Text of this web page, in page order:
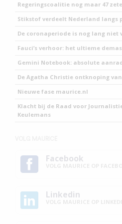
Regeringscoalitie nog maar 47
Stikstof verdeelt Nederland langs
De coronaperiode is nog lang niet
Fauci’s verhoor: het ultieme
Gemini Notebook: absolute
De Agatha Christie ontknoping
Nieuwe fase maurice.nl
Klacht bij de Raad voor
Keulemans
Facebook
Linkedin